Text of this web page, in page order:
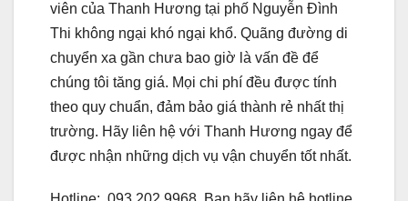
viên của Thanh Hương tại phố Nguyễn Đình
Thi không ngại khó ngại khổ. Quãng đường di
chuyển xa gần chưa bao giờ là vấn đề để
chúng tôi tăng giá. Mọi chi phí đều được tính
theo quy chuẩn, đảm bảo giá thành rẻ nhất thị
trường. Hãy liên hệ với Thanh Hương ngay để
được nhận những dịch vụ vận chuyển tốt nhất.